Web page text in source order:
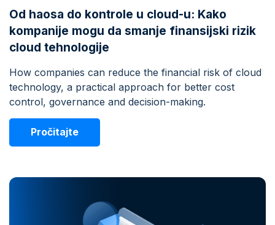
Od haosa do kontrole u cloud-u: Kako
kompanije mogu da smanje finansijski rizik
cloud tehnologije
How companies can reduce the financial risk of cloud
technology, a practical approach for better cost
control, governance and decision-making.
Pročitajte